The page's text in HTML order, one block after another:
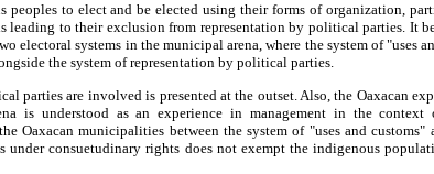
to elect and be elected using their forms of organization,
leading to their exclusion from representation by political parties. It
electoral systems in the municipal arena, where the system of "uses
the system of representation by political parties.
parties are involved is presented at the outset. Also, the Oaxacan
is understood as an experience in management in the
Oaxacan municipalities between the system of "uses and customs"
consuetudinary rights does not exempt the indigenous